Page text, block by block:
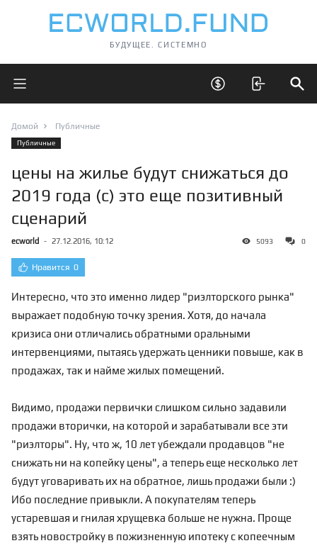
БУДУЩЕЕ. СИСТЕМНО
Открыть главное меню Открыть скрытые
Домой Публичные
Публичные
цены на жилье будут снижаться до
2019 года (c) это еще позитивный
сценарий
ecworld - 27.12.2016, 10:12 5093 0
Нравится 0
Интересно, что это именно лидер "риэлторского рынка"
выражает подобную точку зрения. Хотя, до начала
кризиса они отличались обратными оральными
интервенциями, пытаясь удержать ценники повыше, как в
продажах, так и найме жилых помещений.
Видимо, продажи первички слишком сильно задавили
продажи вторички, на которой и зарабатывали все эти
"риэлторы". Ну, что ж, 10 лет убеждали продавцов "не
снижать ни на копейку цены", а теперь еще несколько лет
будут уговаривать их на обратное, лишь продажи были :)
Ибо последние привыкли. А покупателям теперь
устаревшая и гнилая хрущевка больше не нужна. Проще
взять новостройку в пожизненную ипотеку с копеечным